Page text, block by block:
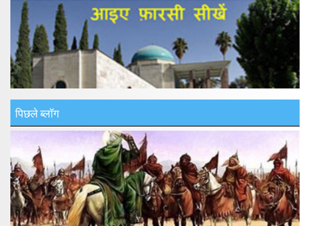
पिछले ब्लॉग